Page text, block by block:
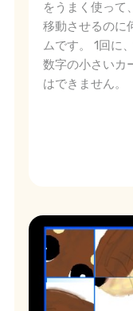
をうまく使って
移動させるのに
ムです。 1回に
数字の小さいカ
はできません。